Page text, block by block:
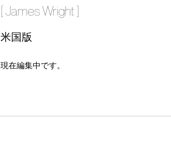
[ James Wright ]
米国版
現在編集中です。